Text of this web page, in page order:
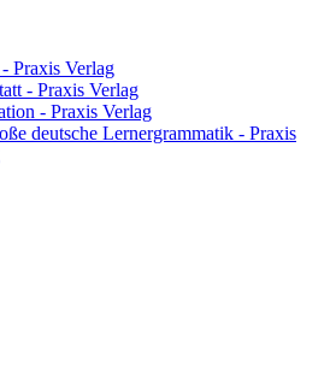
Praxis Verlag
- Praxis Verlag
- Praxis Verlag
deutsche Lernergrammatik - Praxis